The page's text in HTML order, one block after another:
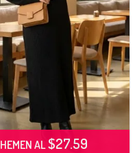
HEMEN AL$27.59